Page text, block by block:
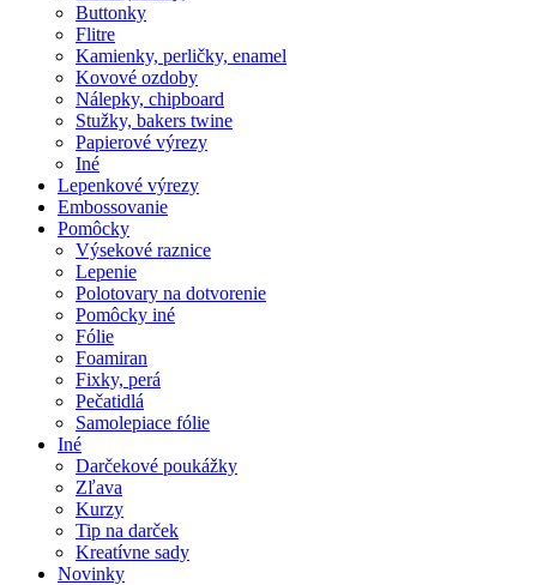
Buttonky
Flitre
Kamienky, perličky, enamel
Kovové ozdoby
Nálepky, chipboard
Stužky, bakers twine
Papierové výrezy
Iné
Lepenkové výrezy
Embossovanie
Pomôcky
Výsekové raznice
Lepenie
Polotovary na dotvorenie
Pomôcky iné
Fólie
Foamiran
Fixky, perá
Pečatidlá
Samolepiace fólie
Iné
Darčekové poukážky
Zľava
Kurzy
Tip na darček
Kreatívne sady
Novinky